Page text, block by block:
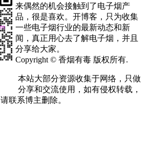
来偶然的机会接触到了电子烟产
品，很是喜欢。开博客，只为收集
一些电子烟行业的最新动态和新
闻，真正用心去了解电子烟，并且
分享给大家。
Copyright © 香烟有毒 版权所有.
本站大部分资源收集于网络，只做
分享和交流使用，如有侵权转载，
请联系博主删除。